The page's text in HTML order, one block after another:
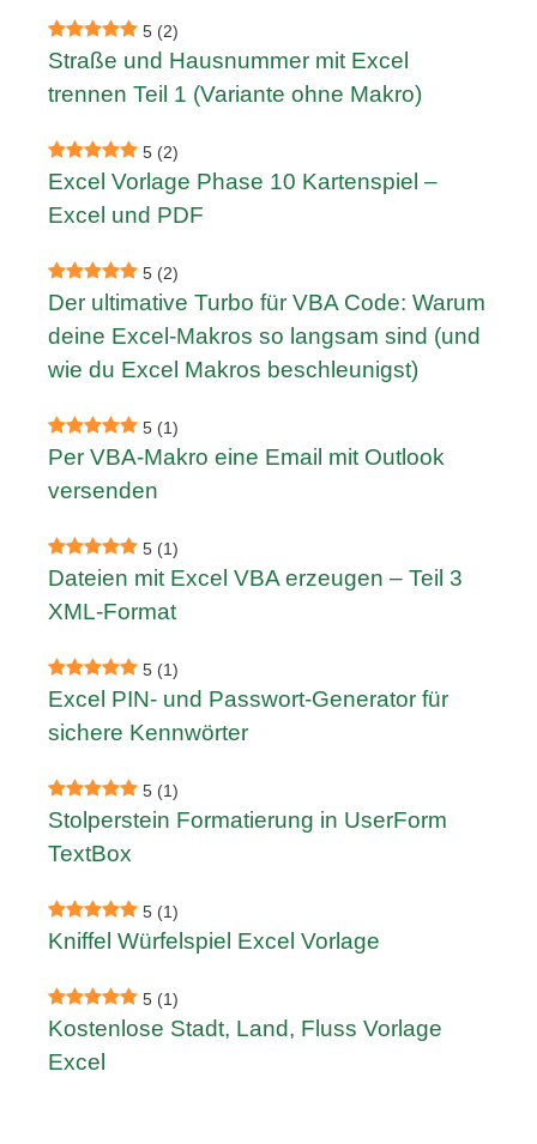
5 (2)
Straße und Hausnummer mit Excel
trennen Teil 1 (Variante ohne Makro)
5 (2)
Excel Vorlage Phase 10 Kartenspiel –
Excel und PDF
5 (2)
Der ultimative Turbo für VBA Code: Warum
deine Excel-Makros so langsam sind (und
wie du Excel Makros beschleunigst)
5 (1)
Per VBA-Makro eine Email mit Outlook
versenden
5 (1)
Dateien mit Excel VBA erzeugen – Teil 3
XML-Format
5 (1)
Excel PIN- und Passwort-Generator für
sichere Kennwörter
5 (1)
Stolperstein Formatierung in UserForm
TextBox
5 (1)
Kniffel Würfelspiel Excel Vorlage
5 (1)
Kostenlose Stadt, Land, Fluss Vorlage
Excel